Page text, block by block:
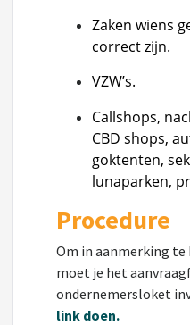
Zaken wiens
correct zijn.
VZW’s.
Callshops,
CBD shops,
goktenten,
lunaparken,
Procedure
Om in aanmerking te
moet je het
ondernemersloket
link doen.